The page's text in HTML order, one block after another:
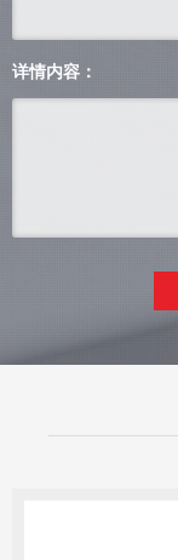
详情内容：